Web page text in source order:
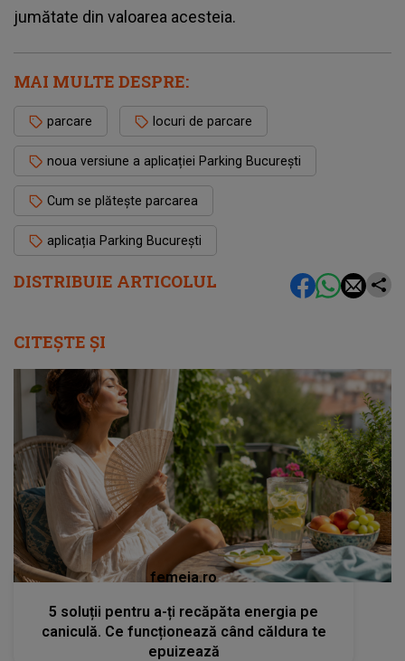
DISTRIBUIE ARTICOLUL
jumătate din valoarea acesteia.
MAI MULTE DESPRE:
parcare locuri de parcare
noua versiune a aplicației Parking București
Cum se plătește parcarea
aplicația Parking București
CITEȘTE ȘI
femeia.ro
5 soluții pentru a-ți recăpăta energia pe
caniculă. Ce funcționează când căldura te
epuizează